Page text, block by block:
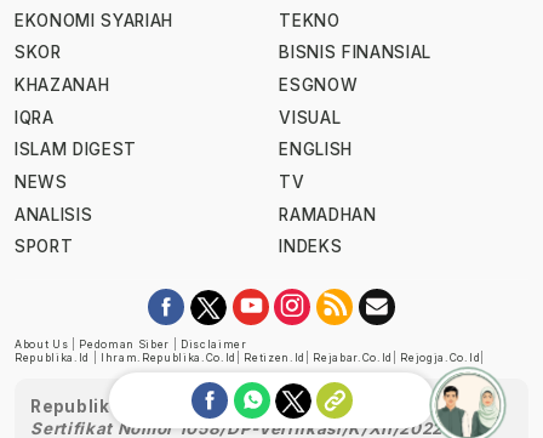
EKONOMI SYARIAH
SKOR
KHAZANAH
IQRA
ISLAM DIGEST
NEWS
ANALISIS
SPORT
TEKNO
BISNIS FINANSIAL
ESGNOW
VISUAL
ENGLISH
TV
RAMADHAN
INDEKS
About Us Pedoman Siber
Disclaimer
Republika.id
Ihram.republika.co.id Retizen.id Rejabar.co.id Rejogja.co.id
Republika telah diverifikasi oleh Dewan Pers
Sertifikat Nomor 1058/DP-Verifikasi/K/XII/2022